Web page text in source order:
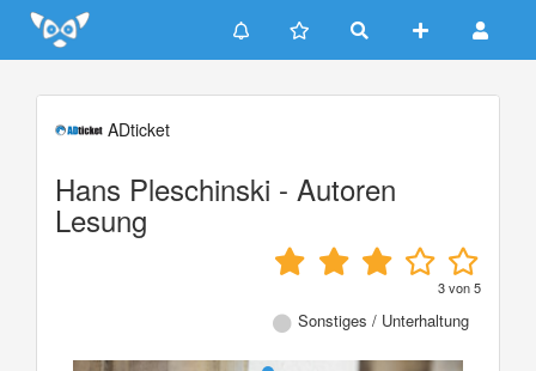
Update cookies preferences
ADticket
Hans Pleschinski - Autoren
Lesung
3von5
Sonstiges / Unterhaltung